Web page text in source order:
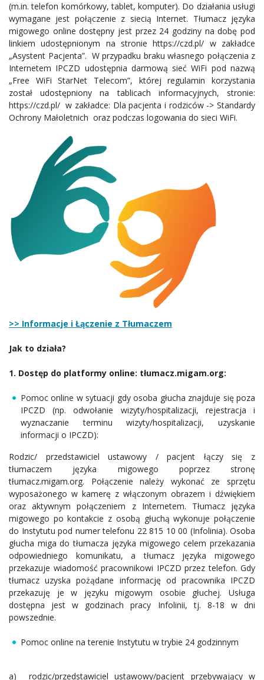
(m.in. telefon komórkowy, tablet, komputer). Do działania usługi
wymagane jest połączenie z siecią Internet. Tłumacz języka
migowego online dostępny jest przez 24 godziny na dobę pod
linkiem udostępnionym na stronie https://czd.pl/ w zakładce
„Asystent Pacjenta”. W przypadku braku własnego połączenia z
Internetem IPCZD udostępnia darmową sieć WiFi pod nazwą
„Free WiFi StarNet Telecom”, której regulamin korzystania
został udostępniony na tablicach informacyjnych, stronie:
https://czd.pl/ w zakładce: Dla pacjenta i rodziców -> Standardy
Ochrony Małoletnich oraz podczas logowania do sieci WiFi.
>> Informacje i Łączenie z Tłumaczem
Jak to działa?
1. Dostęp do platformy online: tłumacz.migam.org:
Pomoc online w sytuacji gdy osoba głucha znajduje się poza
IPCZD (np. odwołanie wizyty/hospitalizacji, rejestracja i
wyznaczanie terminu wizyty/hospitalizacji, uzyskanie
informacji o IPCZD):
Rodzic/ przedstawiciel ustawowy / pacjent łączy się z
tłumaczem języka migowego poprzez stronę
tłumacz.migam.org. Połączenie należy wykonać ze sprzętu
wyposażonego w kamerę z włączonym obrazem i dźwiękiem
oraz aktywnym połączeniem z Internetem. Tłumacz języka
migowego po kontakcie z osobą głuchą wykonuje połączenie
do Instytutu pod numer telefonu 22 815 10 00 (Infolinia). Osoba
głucha miga do tłumacza języka migowego celem przekazania
odpowiedniego komunikatu, a tłumacz języka migowego
przekazuje wiadomość pracownikowi IPCZD przez telefon. Gdy
tłumacz uzyska pożądane informację od pracownika IPCZD
przekazuję je w języku migowym osobie głuchej. Usługa
dostępna jest w godzinach pracy Infolinii, tj. 8-18 w dni
powszednie.
Pomoc online na terenie Instytutu w trybie 24 godzinnym
a) rodzic/przedstawiciel ustawowy/pacjent przebywający w